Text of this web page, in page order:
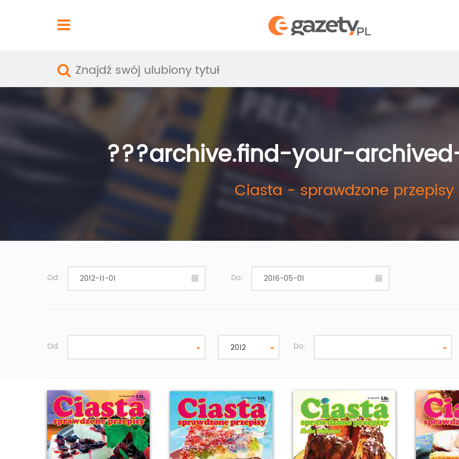
???archive.find-your-
Ciasta - sprawdzone przepisy
Od: Do:
Od: 2012 Do: